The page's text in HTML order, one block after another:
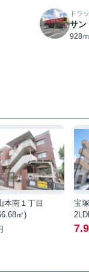
ドラ
サン
928
本南１丁目
㎡)
宝
7.9